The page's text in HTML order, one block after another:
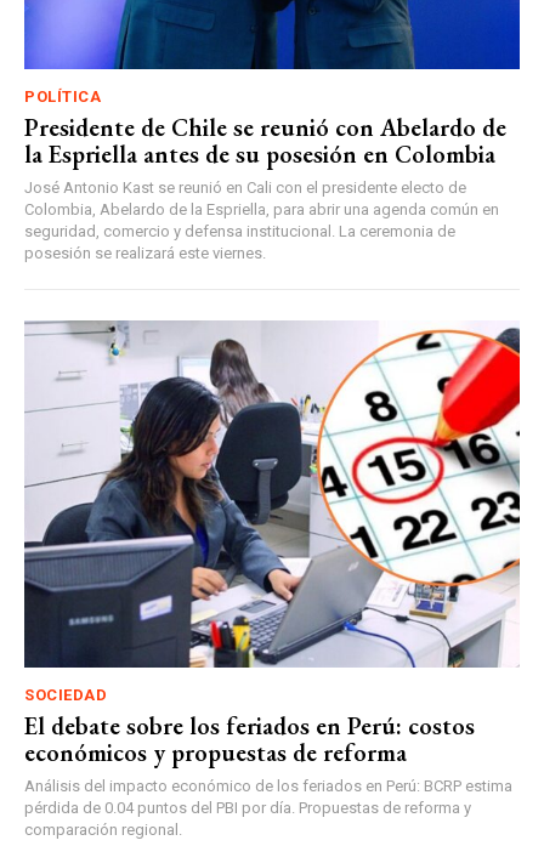
POLÍTICA
Presidente de Chile se reunió con Abelardo de
la Espriella antes de su posesión en Colombia
José Antonio Kast se reunió en Cali con el presidente electo de
Colombia, Abelardo de la Espriella, para abrir una agenda común en
seguridad, comercio y defensa institucional. La ceremonia de
posesión se realizará este viernes.
SOCIEDAD
El debate sobre los feriados en Perú: costos
económicos y propuestas de reforma
Análisis del impacto económico de los feriados en Perú: BCRP estima
pérdida de 0.04 puntos del PBI por día. Propuestas de reforma y
comparación regional.